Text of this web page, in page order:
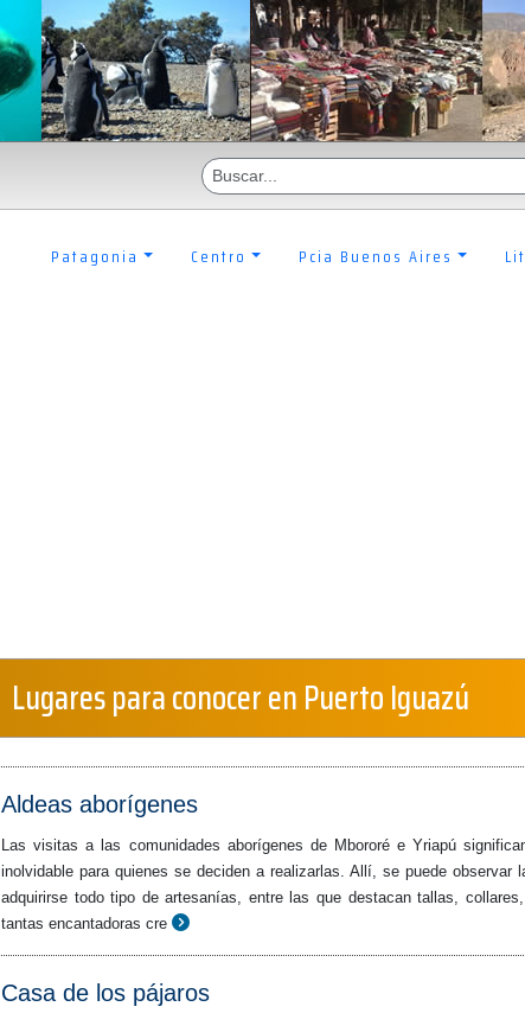
Patagonia Centro Pcia Buenos Aires
Lugares para conocer en Puerto Iguazú
Aldeas aborígenes
Las visitas a las comunidades aborígenes de Mbororé e Yriapú
inolvidable para quienes se deciden a realizarlas. Allí, se puede observar
adquirirse todo tipo de artesanías, entre las que destacan tallas,
tantas encantadoras cre
Casa de los pájaros